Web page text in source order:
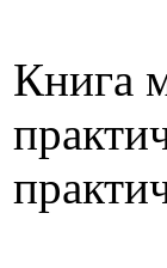
Книга